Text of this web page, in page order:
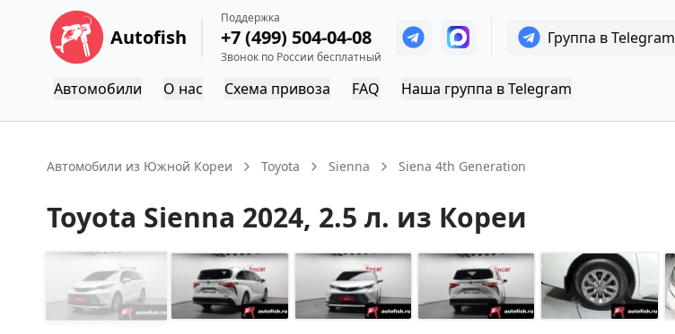
Autofish
Поддержка
+7 (499) 504-04-08
Звонок по России бесплатный
Группа в Telegram
Автомобили О нас Схема привоза FAQ Наша группа в Telegram
Автомобили из Южной Кореи Toyota Sienna Siena 4th Generation
Toyota Sienna 2024, 2.5 л. из Кореи